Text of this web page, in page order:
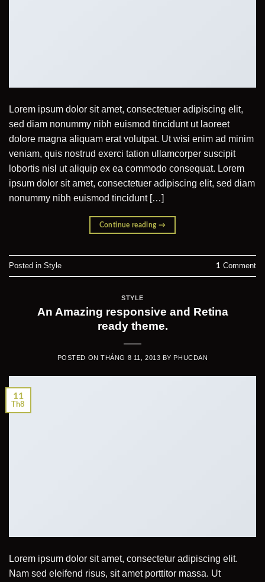
Lorem ipsum dolor sit amet, consectetuer adipiscing elit,
sed diam nonummy nibh euismod tincidunt ut laoreet
dolore magna aliquam erat volutpat. Ut wisi enim ad minim
veniam, quis nostrud exerci tation ullamcorper suscipit
lobortis nisl ut aliquip ex ea commodo consequat. Lorem
ipsum dolor sit amet, consectetuer adipiscing elit, sed diam
nonummy nibh euismod tincidunt […]
Continue reading →
Posted in Style 1 Comment
STYLE
An Amazing responsive and Retina
ready theme.
POSTED ONTHÁNG 8 11, 2013 BY PHUCDAN
11
Th8
Lorem ipsum dolor sit amet, consectetur adipiscing elit.
Nam sed eleifend risus, sit amet porttitor massa. Ut